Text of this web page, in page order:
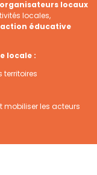
locaux
locales,
éducative
locale :
territoires
mobiliser les acteurs